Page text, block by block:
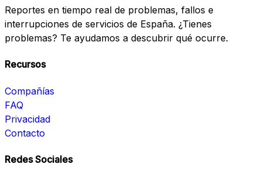
Reportes en tiempo real de problemas, fallos e
interrupciones de servicios de España. ¿Tienes
problemas? Te ayudamos a descubrir qué ocurre.
Recursos
Compañías
FAQ
Privacidad
Contacto
Redes Sociales